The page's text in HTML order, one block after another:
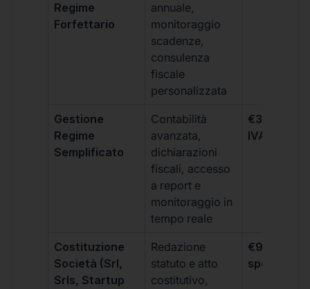
Regime
Forfettario
annuale,
monitoraggio
scadenze,
consulenza
fiscale
personalizzata
Gestione
Regime
Semplificato
Contabilità
avanzata,
dichiarazioni
fiscali, accesso
a report e
monitoraggio in
tempo reale
€333 +
IVA/
Costituzione
Società (Srl,
Srls, Startup
Redazione
statuto e atto
costitutivo,
€99 + IVA
spese